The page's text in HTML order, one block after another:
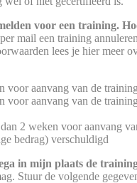
voor een training.
mail een training
lees je hier meer
voor aanvang van de
voor aanvang van de
2 weken voor aanvang
bedrag) verschuldigd
in mijn plaats de
Stuur de volgende